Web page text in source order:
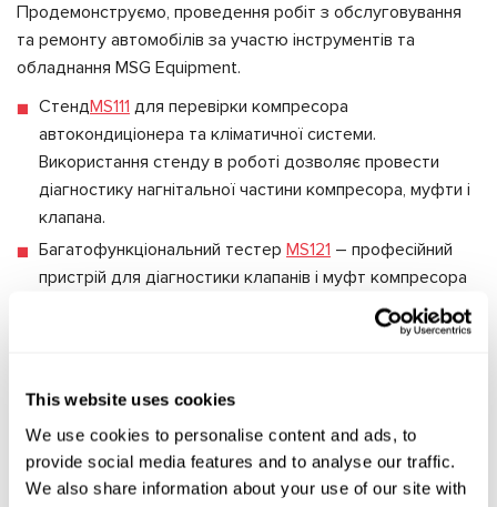
This website uses cookies
We use cookies to personalise content and ads, to
provide social media features and to analyse our traffic.
We also share information about your use of our site with
Продемонструємо, проведення робіт з обслуговування
та ремонту автомобілів за участю інструментів та
обладнання MSG Еquipment.
СтендMS111 для перевірки компресора
автокондиціонера та кліматичної системи.
Використання стенду в роботі дозволяє провести
діагностику нагнітальної частини компресора, муфти і
клапана.
Багатофункціональний тестер MS121 – професійний
пристрій для діагностики клапанів і муфт компресора
автокондиціонера. Використовуючи його, майстер
зможе швидко виявити коротке замикання витків
Відвідавши наш стенд, ви отримаєте професійну
консультацію спеціалістів з питань ремонту та
обслуговування автомобільних систем і вузлів.